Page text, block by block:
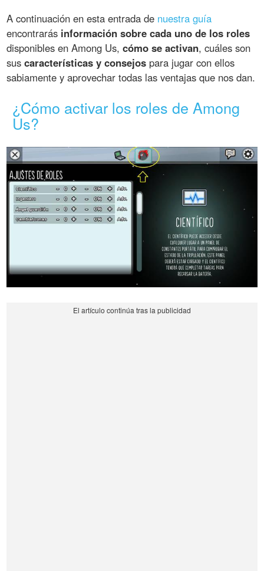
A continuación en esta entrada de nuestra guía
encontrarás información sobre cada uno de los roles
disponibles en Among Us,cómo se activan, cuáles son
suscaracterísticas y consejos para jugar con ellos
sabiamente y aprovechar todas las ventajas que nos dan.
¿Cómo activar los roles de Among
Us?